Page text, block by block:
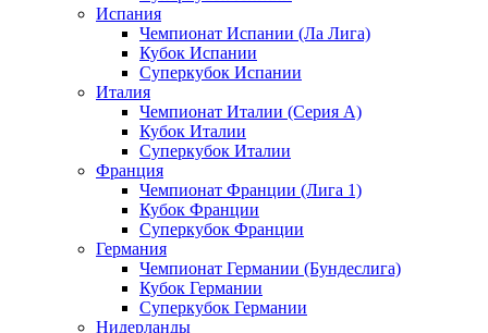
Испания
Чемпионат Испании (Ла Лига)
Кубок Испании
Суперкубок Испании
Италия
Чемпионат Италии (Серия А)
Кубок Италии
Суперкубок Италии
Франция
Чемпионат Франции (Лига 1)
Кубок Франции
Суперкубок Франции
Германия
Чемпионат Германии (Бундеслига)
Кубок Германии
Суперкубок Германии
Нидерланды